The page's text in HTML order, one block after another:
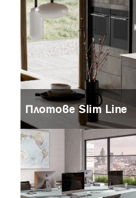
Плотове Slim Line